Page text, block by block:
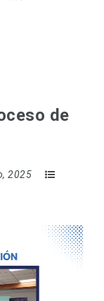
de
2025